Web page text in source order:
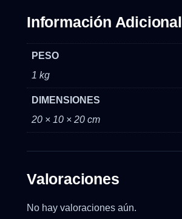
Información Adicional
PESO
1 kg
DIMENSIONES
20 × 10 × 20 cm
Valoraciones
No hay valoraciones aún.